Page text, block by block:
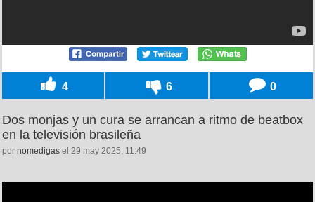
4 6 0
Dos monjas y un cura se arrancan a ritmo de beatbox
en la televisión brasileña
por nomedigas el 29 may 2025, 11:49